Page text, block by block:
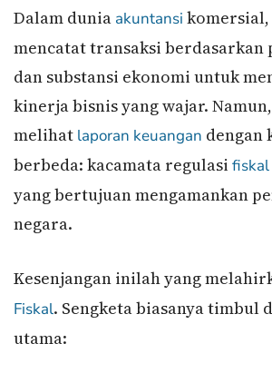
Dalam dunia akuntansi komersial,
mencatat transaksi
dan substansi ekonomi untuk
kinerja bisnis yang wajar.
melihat laporan keuangan dengan
berbeda: kacamata regulasi fiskal
yang bertujuan mengamankan
negara.
Kesenjangan inilah yang
Fiskal. Sengketa biasanya timbul
utama: